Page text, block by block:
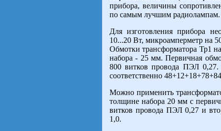
прибора, величины
по самым лучшим радиолампам.
Для изготовления прибора
10...20 Вт, микроамперметр на
Обмотки трансформатора Тр1
набора - 25 мм. Первичная
800 витков провода ПЭЛ
соответственно
Можно применить
толщине набора 20 мм с
витков провода ПЭЛ 0,27 и
1,0.